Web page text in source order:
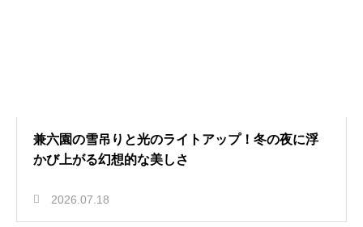
兼六園の雪吊りと光のライトアップ！冬の夜に浮
かび上がる幻想的な美しさ
2026.07.18